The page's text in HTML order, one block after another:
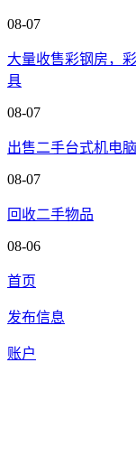
08-07
大量收售彩钢房，
具
08-07
出售二手台式机电脑
08-07
回收二手物品
08-06
首页
发布信息
账户